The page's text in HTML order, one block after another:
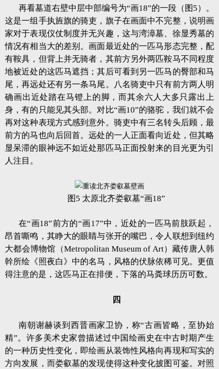
再看墓道右壁中层中部编号为“画18”的一段（图5）。
这是一组手执旌旗的骑吏，旗子在画面中不完整，说明画
家对于表现仪仗制度并无兴趣，这与湾漳墓、徐显秀墓的
情况有相当大的差别。画面最近处的一匹马形态完整，配
有鞍具，但背上并无骑者，其前方另外两匹鞍马不同程度
地被近处的这匹马遮挡；其后可看到另一匹马的臀部和马
尾，再远处还有另一条马尾。八名骑吏中只有前方两人明
确画出近处踏在马镫上的脚，而其余六人大多只露出上
身，有的只能见其头部。对比“画10”的骆驼，我们就不会
再对这种表现方式感到意外。骑吏中有三名转头后顾，最
前方的马也向后回首。远处的一人正面看向近处，但其略
显呆滞的眼神远不如近处那匹马正面投射来的目光更为引
人注目。
图5 太原北齐娄叡墓“画18”
在“画18”前方的“画17”中，近处的一匹马前肢跃起，
昂首嘶鸣，其睁大的眼睛与张开的嘴巴，令人联想到纽约
大都会博物馆（Metropolitan Museum of Art）藏传唐人韩
幹所绘《照夜白》中的名马，风格的伏脉依稀可见。更值
得注意的是，这匹马正在排便，下落的马粪球历历可数。
四
南朝谢赫谈到西晋画家卫协，称“古画皆略，至协始
精”。许多美术史家曾描述过中国绘画史在中古时期产生
的一种历史性变化，即绘画从装饰性风格向再现和写实的
方向发展，而娄叡墓的发现使得这种变化披图可鉴。对照